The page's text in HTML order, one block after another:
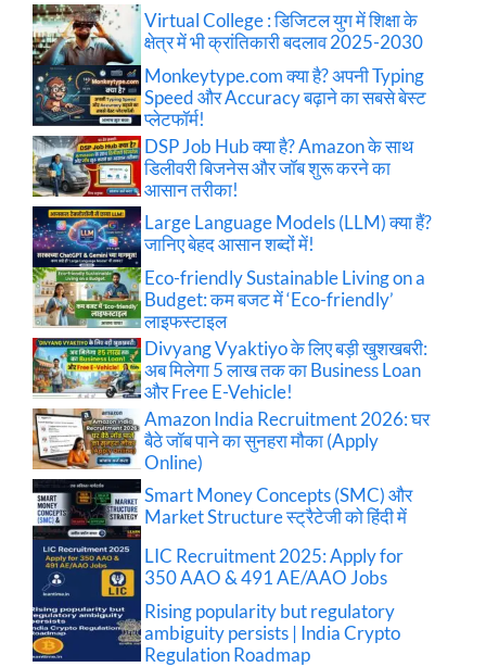
Virtual College : डिजिटल युग में शिक्षा के
क्षेत्र में भी क्रांतिकारी बदलाव 2025-2030
Monkeytype.com क्या है? अपनी Typing
Speed और Accuracy बढ़ाने का सबसे बेस्ट
प्लेटफॉर्म!
DSP Job Hub क्या है? Amazon के साथ
डिलीवरी बिजनेस और जॉब शुरू करने का
आसान तरीका!
Large Language Models (LLM) क्या हैं?
जानिए बेहद आसान शब्दों में!
Eco-friendly Sustainable Living on a
Budget: कम बजट में ‘Eco-friendly’
लाइफस्टाइल
Divyang Vyaktiyo के लिए बड़ी खुशखबरी:
अब मिलेगा 5 लाख तक का Business Loan
और Free E-Vehicle!
Amazon India Recruitment 2026: घर
बैठे जॉब पाने का सुनहरा मौका (Apply
Online)
Smart Money Concepts (SMC) और
Market Structure स्ट्रैटेजी को हिंदी में
LIC Recruitment 2025: Apply for
350 AAO & 491 AE/AAO Jobs
Rising popularity but regulatory
ambiguity persists | India Crypto
Regulation Roadmap